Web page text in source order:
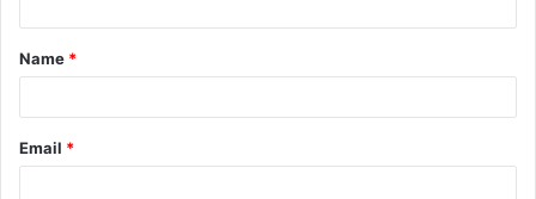
t
*
Name *
Email *